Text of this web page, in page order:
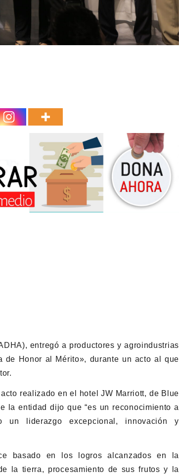
entregó a productores y agroindustrias
de Honor al Mérito», durante un acto al que
realizado en el hotel JW Marriott, de Blue
la entidad dijo que “es un reconocimiento a
un liderazgo excepcional, innovación y
basado en los logros alcanzados en la
la tierra, procesamiento de sus frutos y la